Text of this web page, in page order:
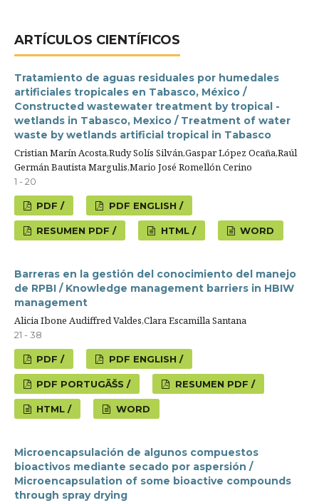
ARTÍCULOS CIENTÍFICOS
Tratamiento de aguas residuales por humedales
artificiales tropicales en Tabasco, México /
Constructed wastewater treatment by tropical -
wetlands in Tabasco, Mexico / Treatment of water
waste by wetlands artificial tropical in Tabasco
Cristian Marín Acosta,Rudy Solís Silván,Gaspar López Ocaña,Raúl
Germán Bautista Margulis,Mario José Romellón Cerino
1 - 20
PDF / PDF ENGLISH /
RESUMEN PDF / HTML / WORD
Barreras en la gestión del conocimiento del manejo
de RPBI / Knowledge management barriers in HBIW
management
Alicia Ibone Audiffred Valdes,Clara Escamilla Santana
21 - 38
PDF / PDF ENGLISH /
PDF PORTUGÃŠS / RESUMEN PDF /
HTML / WORD
Microencapsulación de algunos compuestos
bioactivos mediante secado por aspersión /
Microencapsulation of some bioactive compounds
through spray drying